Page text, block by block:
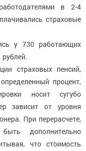
в 2-4
страховые
у 730 работающих
страховых пенсий,
процент,
носит сугубо
зависит от уровня
При перерасчете,
дополнительно
что стоимость